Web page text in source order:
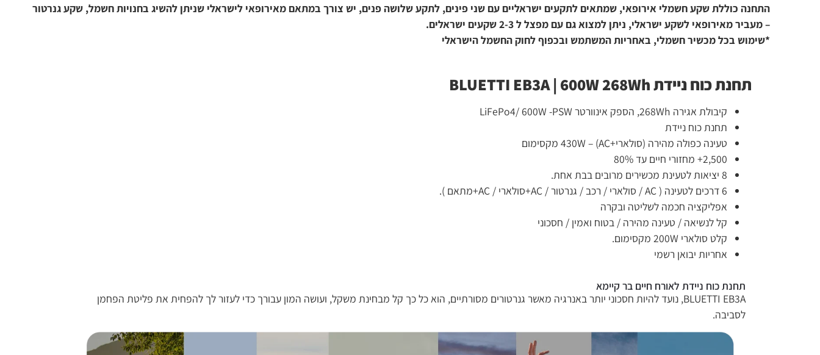
התחנה כוללת שקע חשמלי אירופאי, שמתאים לתקעים ישראליים עם שני פינים, לתקע שלושה פנים, יש צורך במתאם מאירופאי לישראלי שניתן להשיג בחנויות חשמל, שקע גנרטור
– מעביר מאירופאי לשקע ישראלי, ניתן למצוא גם עם מפצל ל 2-3 שקעים ישראלים.
*שימוש בכל מכשיר חשמלי, באחריות המשתמש ובכפוף לחוק החשמל הישראלי
תחנת כוח ניידת BLUETTI EB3A | 600W 268Wh
קיבולת אגירה 268Wh, הספק אינוורטר LiFePo4/ 600W -PSW
תחנת כוח ניידת
טעינה כפולה מהירה (סולארי+AC) – 430W מקסימום
אפליקציה חכמה לשליטה ובקרה
קל לנשיאה / טעינה מהירה / בטוח ואמין / חסכוני
קלט סולארי 200W מקסימום.
אחריות יבואן רשמי
תחנת כוח ניידת לאורח חיים בר קיימא
BLUETTI EB3A, נועד להיות חסכוני יותר באנרגיה מאשר גנרטורים מסורתיים, הוא כל כך קל מבחינת משקל, ועושה המון עבורך כדי לעזור לך להפחית את פליטת הפחמן